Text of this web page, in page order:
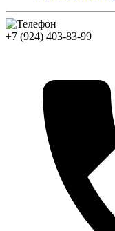
+7 (924) 403-83-99